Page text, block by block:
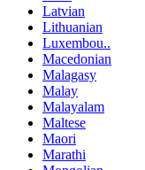
Latvian
Lithuanian
Luxembou..
Macedonian
Malagasy
Malay
Malayalam
Maltese
Maori
Marathi